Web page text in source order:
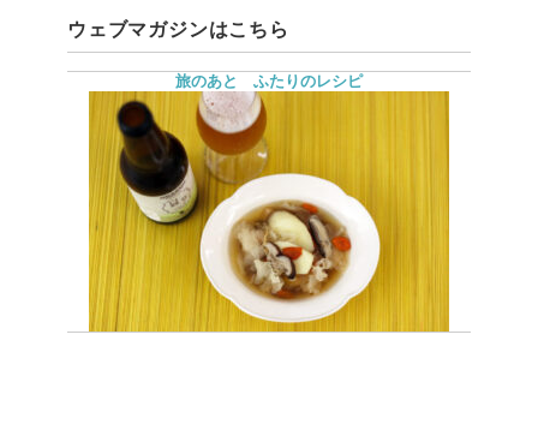
ウェブマガジンはこちら
旅のあと ふたりのレシピ